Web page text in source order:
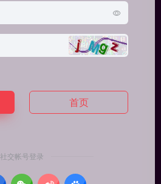
首页
社交帐号登录